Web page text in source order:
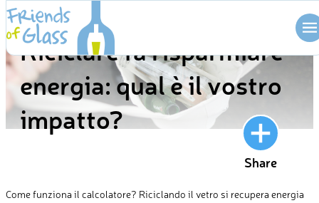
Skip
to
content
BLOG
Riciclare fa risparmiare
energia: qual è il vostro
impatto?
Share
Come funziona il calcolatore? Riciclando il vetro si recupera energia